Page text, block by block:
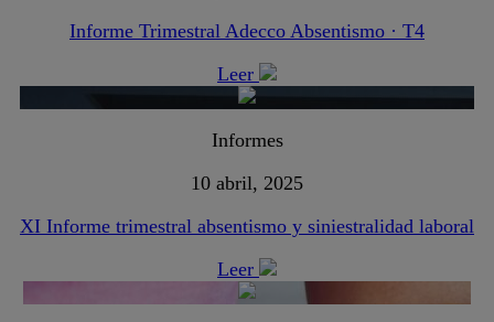
Informe Trimestral Adecco Absentismo · T4
Leer
Informes
10 abril, 2025
XI Informe trimestral absentismo y siniestralidad laboral
Leer